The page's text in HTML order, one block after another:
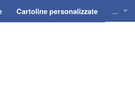
Cartoline personalizzate ...